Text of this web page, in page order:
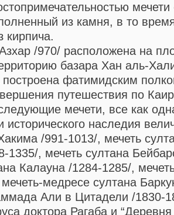
мечети
из камня, в то
кирпича.
/970/ расположена на
базара Хан аль-
фатимидским
путешествия по
мечети, все как
исторического наследия
/991-1013/, мечеть
1335/, мечеть султана
Калауна /1284-1285/,
медресе султана
Али в Цитадели /1830-
доктора Рагаба и